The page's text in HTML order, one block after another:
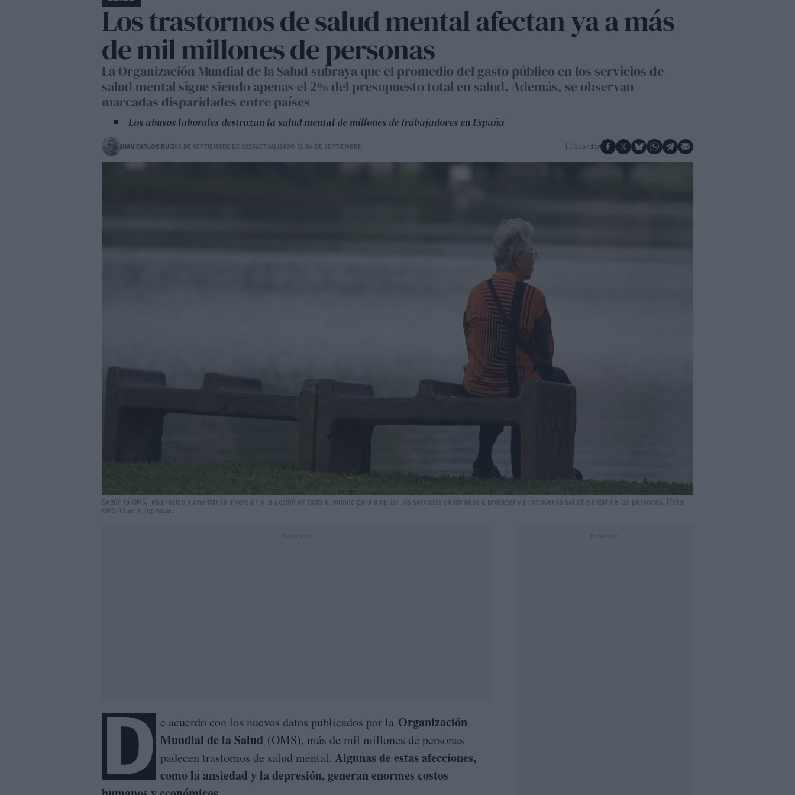
Los trastornos de salud mental afectan ya a más
de mil millones de personas
La Organización Mundial de la Salud subraya que el promedio del gasto público en los servicios de
salud mental sigue siendo apenas el 2% del presupuesto total en salud. Además, se observan
marcadas disparidades entre países
Los abusos laborales destrozan la salud mental de millones de trabajadores en España
JUAN CARLOS RUIZ03 DE SEPTIEMBRE DE 2025ACTUALIZADO EL 04 DE SEPTIEMBRE Guardar
Según la OMS, es preciso aumentar la inversión y la acción en todo el mundo para ampliar los servicios destinados a proteger y promover la salud mental de las personas. |Foto:
OMS/Chadin Tephaval
D e acuerdo con los nuevos datos publicados por la Organización
Mundial de la Salud (OMS), más de mil millones de personas
padecen trastornos de salud mental. Algunas de estas afecciones,
como la ansiedad y la depresión, generan enormes costos